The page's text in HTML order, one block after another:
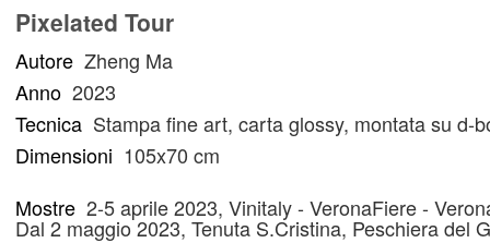
Pixelated Tour
Autore Zheng Ma
Anno 2023
Tecnica Stampa fine art, carta glossy, montata su d-
Dimensioni 105x70 cm
Mostre 2-5 aprile 2023, Vinitaly - VeronaFiere -
Dal 2 maggio 2023, Tenuta S.Cristina, Peschiera del